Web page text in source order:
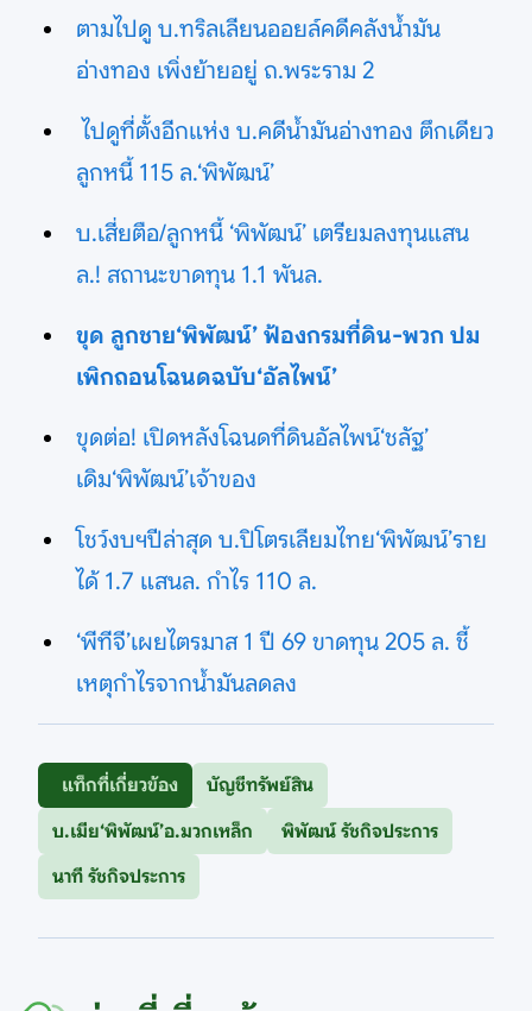
ตามไปดู บ.ทริลเลียนออยล์คดีคลังน้ำมัน
อ่างทอง เพิ่งย้ายอยู่ ถ.พระราม 2
ไปดูที่ตั้งอีกแห่ง บ.คดีน้ำมันอ่างทอง ตึกเดียว
ลูกหนี้ 115 ล.‘พิพัฒน์’
บ.เสี่ยตือ/ลูกหนี้ ‘พิพัฒน์’ เตรียมลงทุนแสน
ล.! สถานะขาดทุน 1.1 พันล.
ขุด ลูกชาย‘พิพัฒน์’ ฟ้องกรมที่ดิน-พวก ปม
เพิกถอนโฉนดฉบับ‘อัลไพน์’
ขุดต่อ! เปิดหลังโฉนดที่ดินอัลไพน์‘ชลัฐ’
เดิม‘พิพัฒน์’เจ้าของ
โชว์งบฯปีล่าสุด บ.ปิโตรเลียมไทย‘พิพัฒน์’ราย
ได้ 1.7 แสนล. กำไร 110 ล.
‘พีทีจี’เผยไตรมาส 1 ปี 69 ขาดทุน 205 ล. ชี้
เหตุกำไรจากน้ำมันลดลง
แท็กที่เกี่ยวข้อง
บัญชีทรัพย์สิน
บ.เมีย‘พิพัฒน์’อ.มวกเหล็ก
พิพัฒน์ รัชกิจประการ
นาที รัชกิจประการ